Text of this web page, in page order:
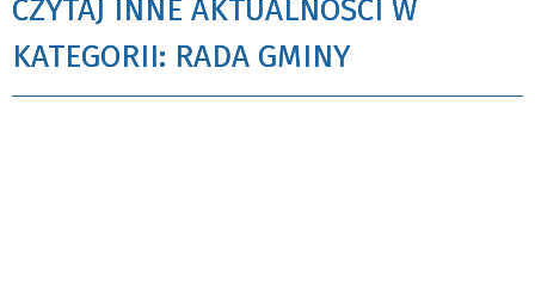
CZYTAJ INNE AKTUALNOŚCI W
KATEGORII: RADA GMINY